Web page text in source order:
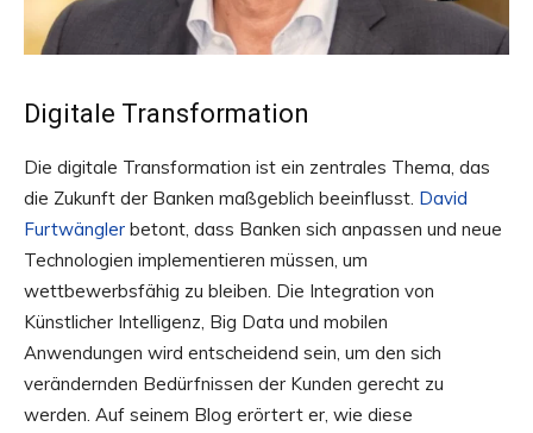
Digitale Transformation
Die digitale Transformation ist ein zentrales Thema, das
die Zukunft der Banken maßgeblich beeinflusst. David
Furtwängler betont, dass Banken sich anpassen und neue
Technologien implementieren müssen, um
wettbewerbsfähig zu bleiben. Die Integration von
Künstlicher Intelligenz, Big Data und mobilen
Anwendungen wird entscheidend sein, um den sich
verändernden Bedürfnissen der Kunden gerecht zu
werden. Auf seinem Blog erörtert er, wie diese